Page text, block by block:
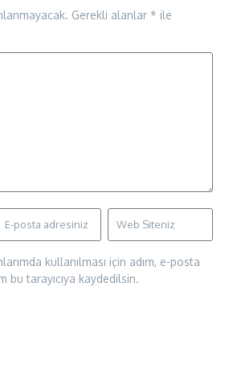
Gerekli alanlar * ile
kullanılması için adım, e-posta
bu tarayıcıya kaydedilsin.